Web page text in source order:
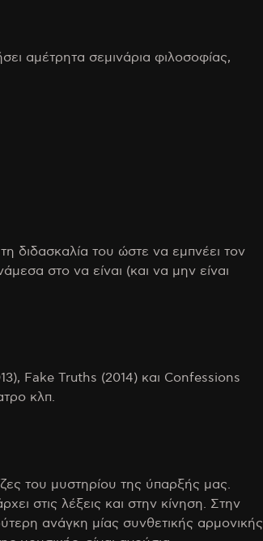
αμέτρητα σεμινάρια φιλοσοφίας,
διδασκαλία του ώστε να εμπνέει τον
στο να είναι (και να μην είναι
Fake Truths (2014) και Confessions
κλπ.
του μυστηρίου της ύπαρξής μας.
στις λέξεις και στην κίνηση. Στην
ανάγκη μίας συνθετικής αρμονικής